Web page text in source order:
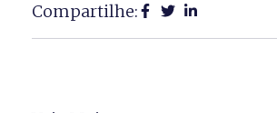
Compartilhe: